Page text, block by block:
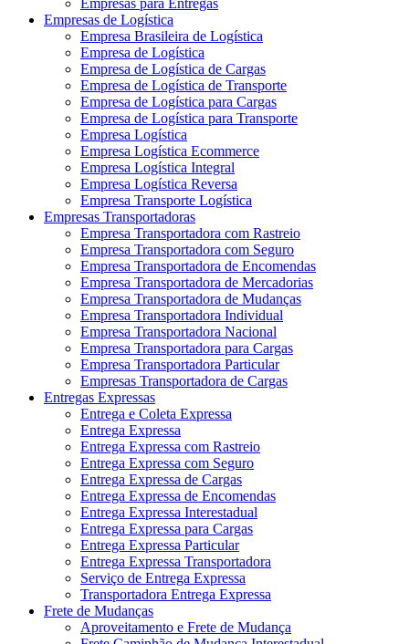
Empresas de Logística
Empresa Brasileira de Logística
Empresa de Logística
Empresa de Logística de Cargas
Empresa de Logística de Transporte
Empresa de Logística para Cargas
Empresa de Logística para Transporte
Empresa Logística
Empresa Logística Ecommerce
Empresa Logística Integral
Empresa Logística Reversa
Empresa Transporte Logística
Empresas Transportadoras
Empresa Transportadora com Rastreio
Empresa Transportadora com Seguro
Empresa Transportadora de Encomendas
Empresa Transportadora de Mercadorias
Empresa Transportadora de Mudanças
Empresa Transportadora Individual
Empresa Transportadora Nacional
Empresa Transportadora para Cargas
Empresa Transportadora Particular
Empresas Transportadora de Cargas
Entregas Expressas
Entrega e Coleta Expressa
Entrega Expressa
Entrega Expressa com Rastreio
Entrega Expressa com Seguro
Entrega Expressa de Cargas
Entrega Expressa de Encomendas
Entrega Expressa Interestadual
Entrega Expressa para Cargas
Entrega Expressa Particular
Entrega Expressa Transportadora
Serviço de Entrega Expressa
Transportadora Entrega Expressa
Frete de Mudanças
Aproveitamento e Frete de Mudança